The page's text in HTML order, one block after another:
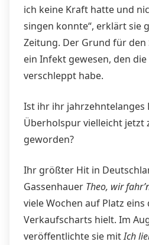
ich keine Kraft hatte und
singen konnte“, erklärt sie
Zeitung. Der Grund für den
ein Infekt gewesen, den
verschleppt habe.
Ist ihr ihr jahrzehntelanges
Überholspur vielleicht jetzt
geworden?
Ihr größter Hit in
Gassenhauer Theo, wir
viele Wochen auf Platz
Verkaufscharts hielt. Im
veröffentlichte sie mitIch